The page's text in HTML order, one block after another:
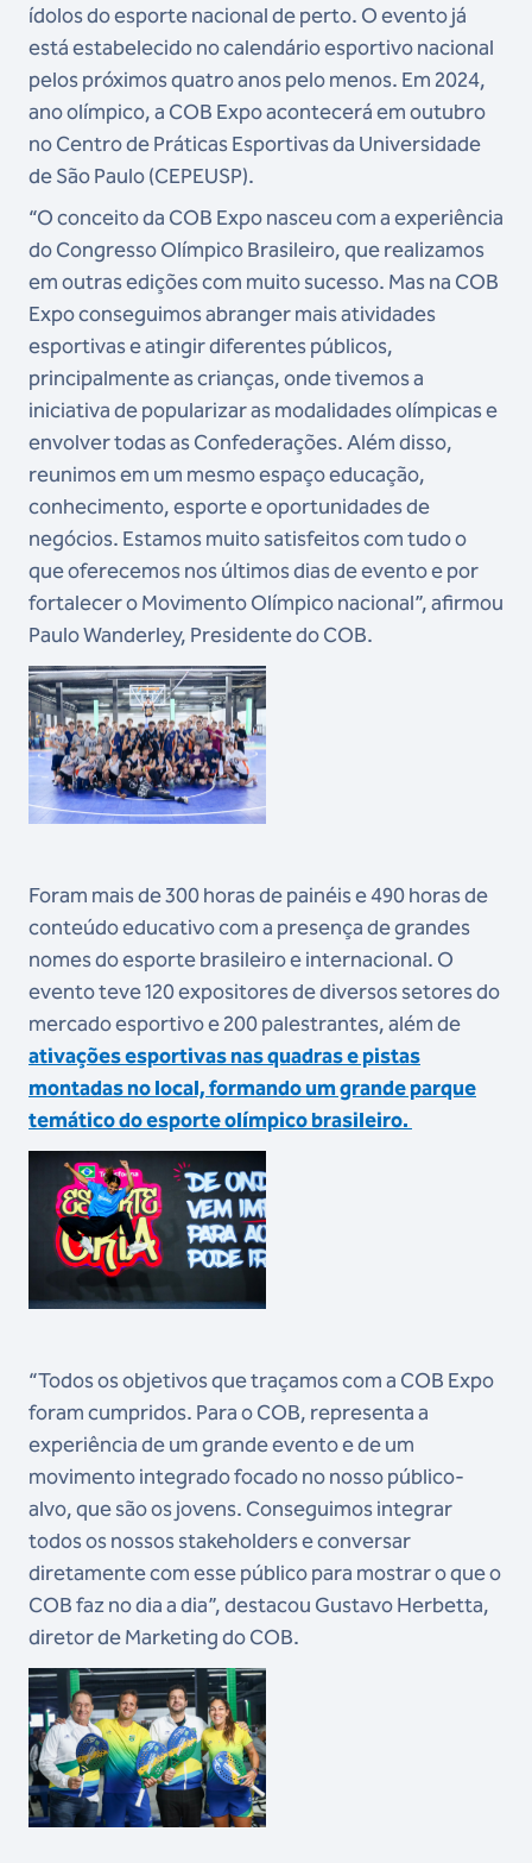
ídolos do esporte nacional de perto. O evento já
está estabelecido no calendário esportivo nacional
pelos próximos quatro anos pelo menos. Em 2024,
ano olímpico, a COB Expo acontecerá em outubro
no Centro de Práticas Esportivas da Universidade
de São Paulo (CEPEUSP).
“O conceito da COB Expo nasceu com a experiência
do Congresso Olímpico Brasileiro, que realizamos
em outras edições com muito sucesso. Mas na COB
Expo conseguimos abranger mais atividades
esportivas e atingir diferentes públicos,
principalmente as crianças, onde tivemos a
iniciativa de popularizar as modalidades olímpicas e
envolver todas as Confederações. Além disso,
reunimos em um mesmo espaço educação,
conhecimento, esporte e oportunidades de
negócios. Estamos muito satisfeitos com tudo o
que oferecemos nos últimos dias de evento e por
fortalecer o Movimento Olímpico nacional”, afirmou
Paulo Wanderley, Presidente do COB.
Foram mais de 300 horas de painéis e 490 horas de
conteúdo educativo com a presença de grandes
nomes do esporte brasileiro e internacional. O
evento teve 120 expositores de diversos setores do
mercado esportivo e 200 palestrantes, além de
ativações esportivas nas quadras e pistas
montadas no local, formando um grande parque
temático do esporte olímpico brasileiro.
“Todos os objetivos que traçamos com a COB Expo
foram cumpridos. Para o COB, representa a
experiência de um grande evento e de um
movimento integrado focado no nosso público-
alvo, que são os jovens. Conseguimos integrar
todos os nossos stakeholders e conversar
diretamente com esse público para mostrar o que o
COB faz no dia a dia”, destacou Gustavo Herbetta,
diretor de Marketing do COB.